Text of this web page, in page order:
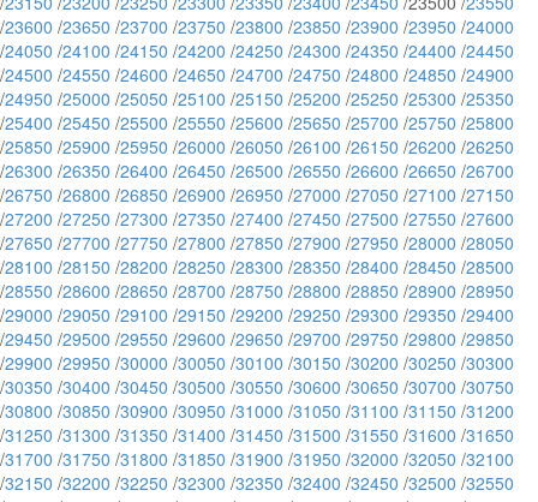
/23600 /23650 /23700 /23750 /23800 /23850 /23900 /23950 /24000
/24050 /24100 /24150 /24200 /24250 /24300 /24350 /24400 /24450
/24500 /24550 /24600 /24650 /24700 /24750 /24800 /24850 /24900
/24950 /25000 /25050 /25100 /25150 /25200 /25250 /25300 /25350
/25400 /25450 /25500 /25550 /25600 /25650 /25700 /25750 /25800
/25850 /25900 /25950 /26000 /26050 /26100 /26150 /26200 /26250
/26300 /26350 /26400 /26450 /26500 /26550 /26600 /26650 /26700
/26750 /26800 /26850 /26900 /26950 /27000 /27050 /27100 /27150
/27200 /27250 /27300 /27350 /27400 /27450 /27500 /27550 /27600
/27650 /27700 /27750 /27800 /27850 /27900 /27950 /28000 /28050
/28100 /28150 /28200 /28250 /28300 /28350 /28400 /28450 /28500
/28550 /28600 /28650 /28700 /28750 /28800 /28850 /28900 /28950
/29000 /29050 /29100 /29150 /29200 /29250 /29300 /29350 /29400
/29450 /29500 /29550 /29600 /29650 /29700 /29750 /29800 /29850
/29900 /29950 /30000 /30050 /30100 /30150 /30200 /30250 /30300
/30350 /30400 /30450 /30500 /30550 /30600 /30650 /30700 /30750
/30800 /30850 /30900 /30950 /31000 /31050 /31100 /31150 /31200
/31250 /31300 /31350 /31400 /31450 /31500 /31550 /31600 /31650
/31700 /31750 /31800 /31850 /31900 /31950 /32000 /32050 /32100
/32150 /32200 /32250 /32300 /32350 /32400 /32450 /32500 /32550